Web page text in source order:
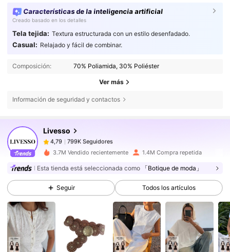
Características de la inteligencia artificial
Creado basado en los detalles
Tela tejida: Textura estructurada con un estilo desenfadado.
Casual: Relajado y fácil de combinar.
Composición: 70% Poliamida, 30% Poliéster
Ver más
Información de seguridad y contactos
Livesso
4,79 799K Seguidores
4,79 799K Seguidores
4,79
799K Seguidores
a***4pagadoHace 1 día
4,79 799K Seguidores
4,79
4,79 799K Seguidores
3.7M Vendido recientemente 1.4M Compra repetida
Esta tienda está seleccionada como 「Botique de moda」
Seguir Todos los artículos